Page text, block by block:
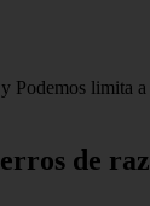
limita
de